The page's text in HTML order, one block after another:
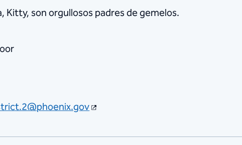
Kitty, son orgullosos padres de gemelos.